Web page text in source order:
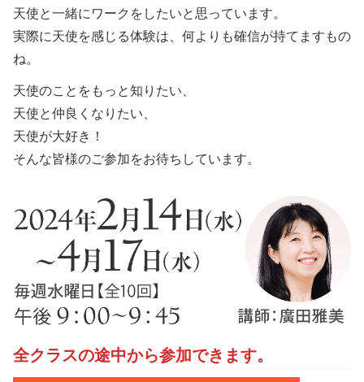
天使と一緒にワークをしたいと思っています。
実際に天使を感じる体験は、何よりも確信が持てますもの
ね。
天使のことをもっと知りたい、
天使と仲良くなりたい、
天使が大好き！
そんな皆様のご参加をお待ちしています。
全クラスの途中から参加できます。